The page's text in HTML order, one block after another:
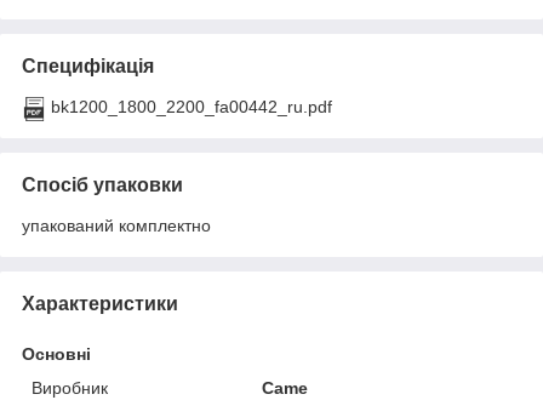
Специфікація
bk1200_1800_2200_fa00442_ru.pdf
Спосіб упаковки
упакований комплектно
Характеристики
Основні
Виробник
Came